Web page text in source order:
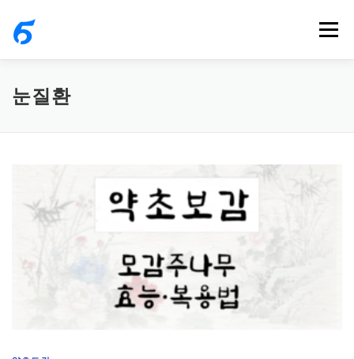
메뉴
눈질환